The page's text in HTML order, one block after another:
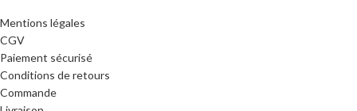
Mentions légales
CGV
Paiement sécurisé
Conditions de retours
Commande